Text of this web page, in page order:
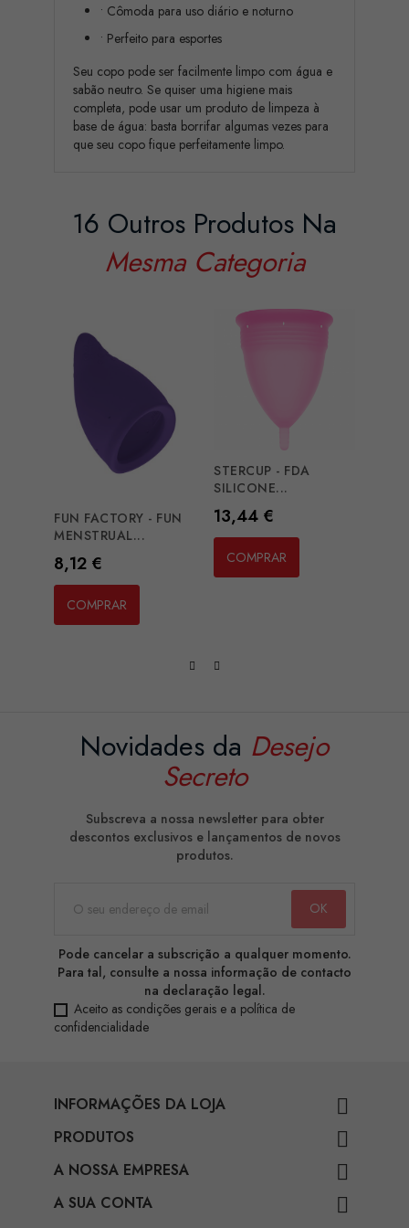
• Cômoda para uso diário e noturno
• Perfeito para esportes
Seu copo pode ser facilmente limpo com água e
sabão neutro. Se quiser uma higiene mais
completa, pode usar um produto de limpeza à
base de água: basta borrifar algumas vezes para
que seu copo fique perfeitamente limpo.
16 Outros Produtos Na
Mesma Categoria
FUN FACTORY - FUN
MENSTRUAL...
Preço
8,12 €
COMPRAR
STERCUP - FDA
SILICONE...
Preço
13,44 €
COMPRAR
Novidades da Desejo
Secreto
Subscreva a nossa newsletter para obter
descontos exclusivos e lançamentos de novos
produtos.
Pode cancelar a subscrição a qualquer momento.
Para tal, consulte a nossa informação de contacto
na declaração legal.
Aceito as condições gerais e a política de
confidencialidade
INFORMAÇÕES DA LOJA 
PRODUTOS 
A NOSSA EMPRESA 
A SUA CONTA 